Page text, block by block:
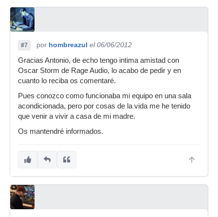
#7 por hombreazul el 06/06/2012
Gracias Antonio, de echo tengo intima amistad con
Oscar Storm de Rage Audio, lo acabo de pedir y en
cuanto lo reciba os comentaré.
Pues conozco como funcionaba mi equipo en una sala
acondicionada, pero por cosas de la vida me he tenido
que venir a vivir a casa de mi madre.
Os mantendré informados.